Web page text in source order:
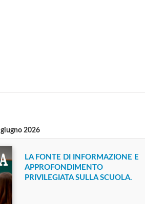
giugno 2026
LA FONTE DI INFORMAZIONE E
APPROFONDIMENTO
PRIVILEGIATA SULLA SCUOLA.